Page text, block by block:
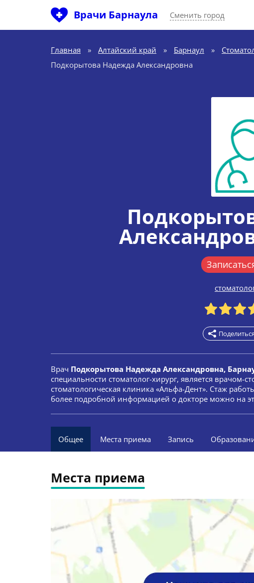
Врачи Барнаула Сменить город
Главная » Алтайский край » Барнаул »
Подкорытова Надежда Александровна
Врач Подкорытова Надежда Александровна,
специальности стоматолог-хирург, является врачом-
стоматологическая клиника «Альфа-Дент». Стаж
более подробной информацией о докторе можно на
Общее Места приема Запись
Места приема